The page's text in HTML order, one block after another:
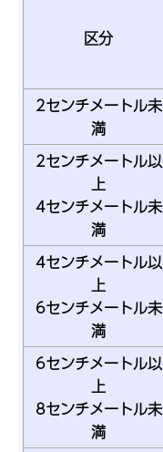
区分
2センチメートル未
満
2センチメートル以
上
4センチメートル未
満
4センチメートル以
上
6センチメートル未
満
6センチメートル以
上
8センチメートル未
満